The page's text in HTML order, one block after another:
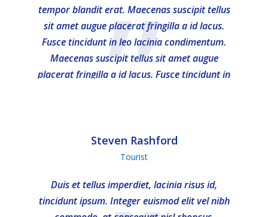
”
tempor blandit erat. Maecenas suscipit tellus
sit amet augue placerat fringilla a id lacus.
Fusce tincidunt in leo lacinia condimentum.
Maecenas suscipit tellus sit amet augue
placerat fringilla a id lacus. Fusce tincidunt in
Steven Rashford
Tourist
Duis et tellus imperdiet, lacinia risus id,
tincidunt ipsum. Integer euismod elit vel nibh